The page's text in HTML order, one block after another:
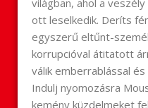
világban, ahol a
ott leselkedik. Deríts
egyszerű eltűnt-
korrupcióval átitatott
válik emberrablással
Indulj nyomozásra
kemény küzdelmeket